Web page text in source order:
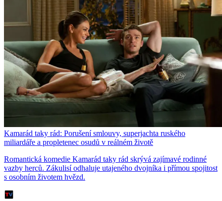
Kamarád taky rád: Porušení smlouvy, superjachta ruského
miliardáře a propletenec osudů v reálném životě
Romantická komedie Kamarád taky rád skrývá zajímavé rodinné
vazby herců. Zákulisí odhaluje utajeného dvojníka i přímou spojitost
s osobním životem hvězd.